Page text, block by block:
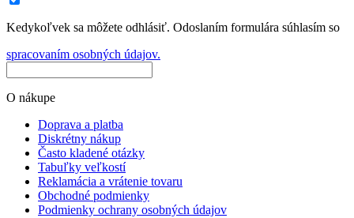
Kedykoľvek sa môžete odhlásiť. Odoslaním formulára súhlasím so
spracovaním osobných údajov.
O nákupe
Doprava a platba
Diskrétny nákup
Často kladené otázky
Tabuľky veľkostí
Reklamácia a vrátenie tovaru
Obchodné podmienky
Podmienky ochrany osobných údajov